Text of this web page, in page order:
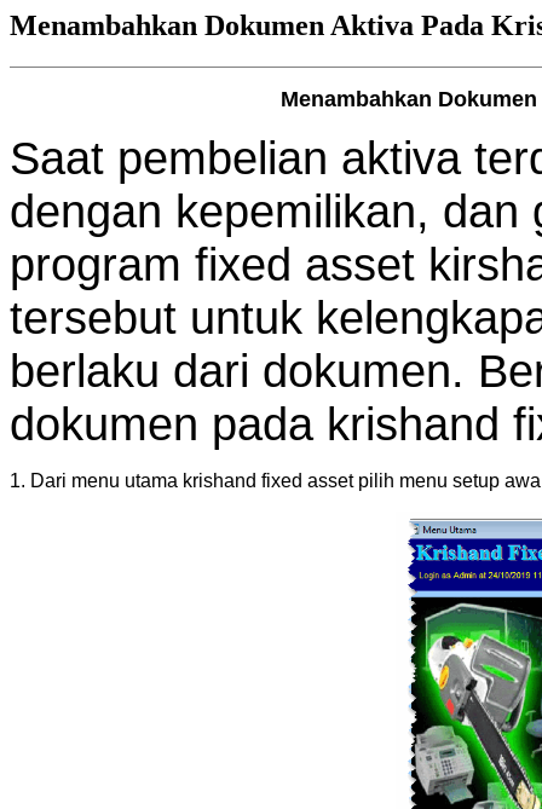
Menambahkan Dokumen Aktiva Pada
Menambahkan
Saat pembelian aktiva
dengan kepemilikan,
program fixed asset
tersebut untuk
berlaku dari dokumen.
dokumen pada krishand
1. Dari menu utama krishand fixed asset pilih menu setup